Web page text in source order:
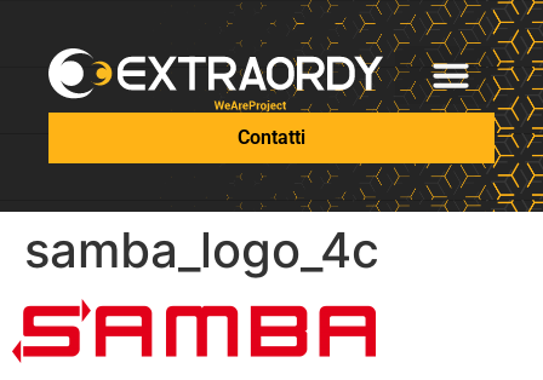
Contatti
samba_logo_4c